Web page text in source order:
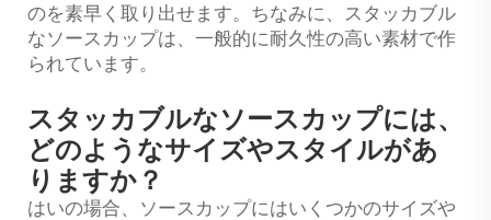
のを素早く取り出せます。ちなみに、スタッカブル
なソースカップは、一般的に耐久性の高い素材で作
られています。
スタッカブルなソースカップには、
どのようなサイズやスタイルがあ
りますか？
はいの場合、ソースカップにはいくつかのサイズや